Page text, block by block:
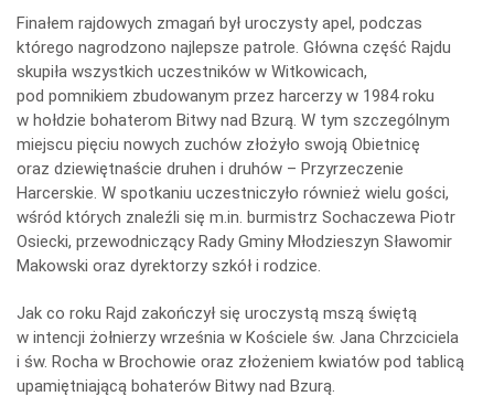
Finałem rajdowych zmagań był uroczysty apel, podczas
którego nagrodzono najlepsze patrole. Główna część Rajdu
skupiła wszystkich uczestników w Witkowicach,
pod pomnikiem zbudowanym przez harcerzy w 1984 roku
w hołdzie bohaterom Bitwy nad Bzurą. W tym szczególnym
miejscu pięciu nowych zuchów złożyło swoją Obietnicę
oraz dziewiętnaście druhen i druhów – Przyrzeczenie
Harcerskie. W spotkaniu uczestniczyło również wielu gości,
wśród których znaleźli się m.in. burmistrz Sochaczewa Piotr
Osiecki, przewodniczący Rady Gminy Młodzieszyn Sławomir
Makowski oraz dyrektorzy szkół i rodzice.
Jak co roku Rajd zakończył się uroczystą mszą świętą
w intencji żołnierzy września w Kościele św. Jana Chrzciciela
i św. Rocha w Brochowie oraz złożeniem kwiatów pod tablicą
upamiętniającą bohaterów Bitwy nad Bzurą.